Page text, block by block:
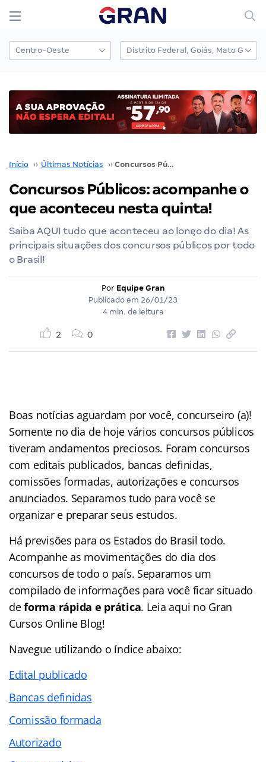
Início ›› Últimas Notícias ›› Concursos Públicos: acompanhe o que aconteceu nesta quinta!
Concursos Públicos: acompanhe o
que aconteceu nesta quinta!
Saiba AQUI tudo que aconteceu ao longo do dia! As
principais situações dos concursos públicos por todo
o Brasil!
Por Equipe Gran
Publicado em 26/01/23
4 min. de leitura
2 0
Boas notícias aguardam por você, concurseiro (a)!
Somente no dia de hoje vários concursos públicos
tiveram andamentos preciosos. Foram concursos
com editais publicados, bancas definidas,
comissões formadas, autorizações e concursos
anunciados. Separamos tudo para você se
organizar e preparar seus estudos.
Há previsões para os Estados do Brasil todo.
Acompanhe as movimentações do dia dos
concursos de todo o país. Separamos um
compilado de informações para você ficar situado
deforma rápida e prática. Leia aqui no Gran
Cursos Online Blog!
Navegue utilizando o índiceabaixo:
Edital publicado
Bancas definidas
Comissão formada
Autorizado